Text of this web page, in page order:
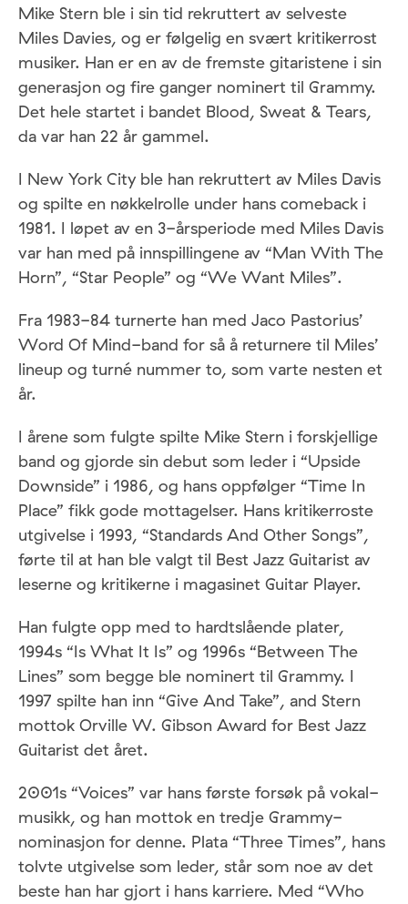
Mike Stern ble i sin tid rekruttert av selveste
Miles Davies, og er følgelig en svært kritikerrost
musiker. Han er en av de fremste gitaristene i sin
generasjon og fire ganger nominert til Grammy.
Det hele startet i bandet Blood, Sweat & Tears,
da var han 22 år gammel.
I New York City ble han rekruttert av Miles Davis
og spilte en nøkkelrolle under hans comeback i
1981. I løpet av en 3-årsperiode med Miles Davis
var han med på innspillingene av “Man With The
Horn”, “Star People” og “We Want Miles”.
Fra 1983-84 turnerte han med Jaco Pastorius’
Word Of Mind-band for så å returnere til Miles’
lineup og turné nummer to, som varte nesten et
år.
I årene som fulgte spilte Mike Stern i forskjellige
band og gjorde sin debut som leder i “Upside
Downside” i 1986, og hans oppfølger “Time In
Place” fikk gode mottagelser. Hans kritikerroste
utgivelse i 1993, “Standards And Other Songs”,
førte til at han ble valgt til Best Jazz Guitarist av
leserne og kritikerne i magasinet Guitar Player.
Han fulgte opp med to hardtslående plater,
1994s “Is What It Is” og 1996s “Between The
Lines” som begge ble nominert til Grammy. I
1997 spilte han inn “Give And Take”, and Stern
mottok Orville W. Gibson Award for Best Jazz
Guitarist det året.
2001s “Voices” var hans første forsøk på vokal-
musikk, og han mottok en tredje Grammy-
nominasjon for denne. Plata “Three Times”, hans
tolvte utgivelse som leder, står som noe av det
beste han har gjort i hans karriere. Med “Who